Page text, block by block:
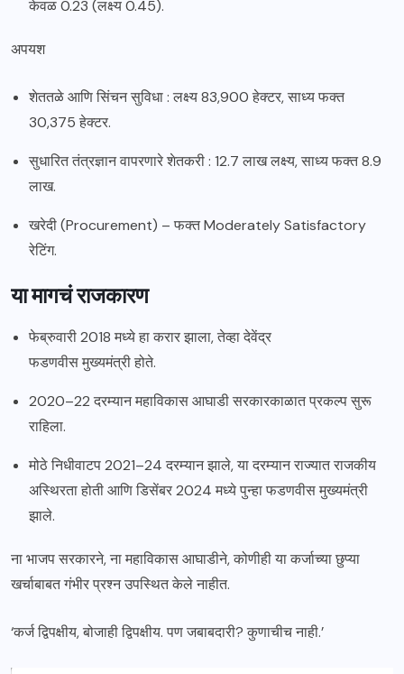
केवळ 0.23 (लक्ष्य 0.45).
अपयश
शेततळे आणि सिंचन सुविधा : लक्ष्य 83,900 हेक्टर, साध्य फक्त
30,375 हेक्टर.
सुधारित तंत्रज्ञान वापरणारे शेतकरी : 12.7 लाख लक्ष्य, साध्य फक्त 8.9
लाख.
खरेदी (Procurement) – फक्त Moderately Satisfactory
रेटिंग.
या मागचं राजकारण
फेब्रुवारी 2018 मध्ये हा करार झाला, तेव्हा देवेंद्र
फडणवीस मुख्यमंत्री होते.
2020–22 दरम्यान महाविकास आघाडी सरकारकाळात प्रकल्प सुरू
राहिला.
मोठे निधीवाटप 2021–24 दरम्यान झाले, या दरम्यान राज्यात राजकीय
अस्थिरता होती आणि डिसेंबर 2024 मध्ये पुन्हा फडणवीस मुख्यमंत्री
झाले.
ना भाजप सरकारने, ना महाविकास आघाडीने, कोणीही या कर्जाच्या छुप्या
खर्चाबाबत गंभीर प्रश्न उपस्थित केले नाहीत.
‘कर्ज द्विपक्षीय, बोजाही द्विपक्षीय. पण जबाबदारी? कुणाचीच नाही.’